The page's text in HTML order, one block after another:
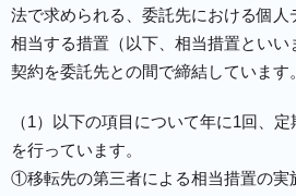
法で求められる、委託先における個人
相当する措置（以下、相当措置といい
契約を委託先との間で締結しています。
（1）以下の項目について年に1回、
を行っています。
①移転先の第三者による相当措置の実